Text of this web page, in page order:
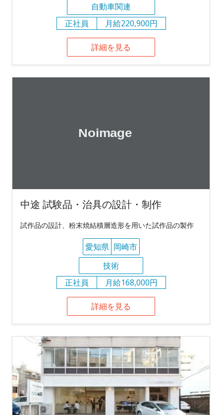
自動車関連
正社員
月給220,900円
詳細を見る
中途 試験品・治具の設計・制作
試作品の設計、粉末焼結積層造形を用いた試作品の製作
愛知県 岡崎市
技術
正社員
月給168,000円
詳細を見る